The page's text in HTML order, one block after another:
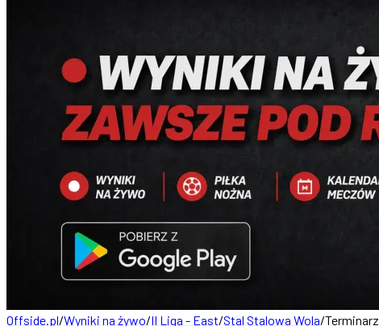
Offside.pl/Wyniki na żywo/II Liga - East/Stal Stalowa Wola/Terminarz